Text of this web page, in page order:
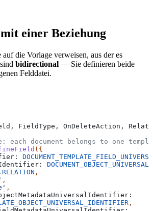
einer Beziehung
die Vorlage verweisen, aus der es
bidirectional — Sie definieren beide
Felddatei.
, FieldType , OnDeleteAction ,
each document belongs to one
({
. RELATION ,
,
,
,